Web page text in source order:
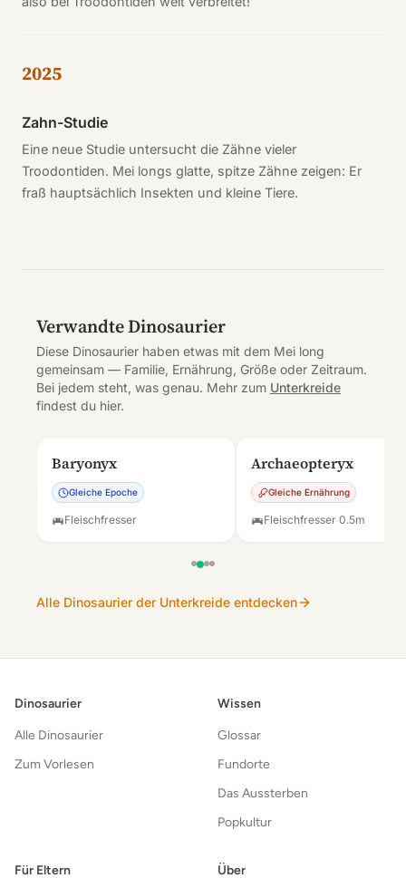
2025
Zahn-Studie
Eine neue Studie untersucht die Zähne vieler
Troodontiden. Mei longs glatte, spitze Zähne zeigen: Er
fraß hauptsächlich Insekten und kleine Tiere.
Verwandte Dinosaurier
Diese Dinosaurier haben etwas mit dem Mei long
gemeinsam — Familie, Ernährung, Größe oder Zeitraum.
Bei jedem steht, was genau. Mehr zum Unterkreide
findest du hier.
Baryonyx
Gleiche Epoche
Fleischfresser
Archaeopteryx
Gleiche Ernährung
Fleischfresser 0.5m
Alle Dinosaurier der Unterkreide entdecken
Dinosaurier
Alle Dinosaurier
Zum Vorlesen
Wissen
Glossar
Fundorte
Das Aussterben
Popkultur
Für Eltern Über